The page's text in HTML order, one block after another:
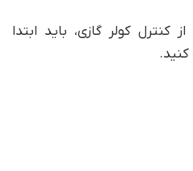
کنترل کولر گازی، باید ابتدا
کنید.